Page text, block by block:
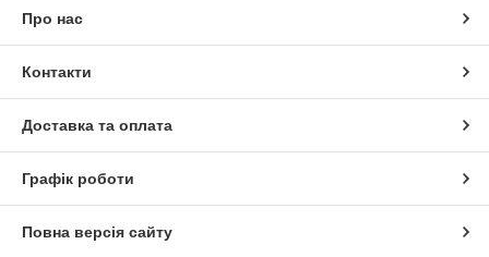
Про нас
Контакти
Доставка та оплата
Графік роботи
Повна версія сайту